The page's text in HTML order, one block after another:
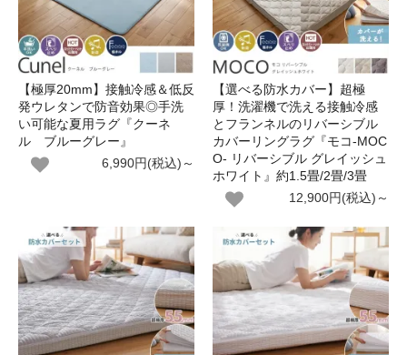
【極厚20mm】接触冷感＆低反
発ウレタンで防音効果◎手洗
い可能な夏用ラグ『クーネ
ル ブルーグレー』
6,990円(税込)～
【選べる防水カバー】超極
厚！洗濯機で洗える接触冷感
とフランネルのリバーシブル
カバーリングラグ『モコ-MOC
O- リバーシブル グレイッシュ
ホワイト』約1.5畳/2畳/3畳
12,900円(税込)～